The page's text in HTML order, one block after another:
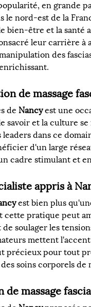
en grande
le nord-est de la
bien-être et la santé
leur carrière
des
de massage
de Nancy est une
savoir et la culture
leaders dans ce
d'un large
cadre stimulant et
appris à
est bien plus
pratique peut
soulager les
mettent
précieux pour tout
soins corporels
massage